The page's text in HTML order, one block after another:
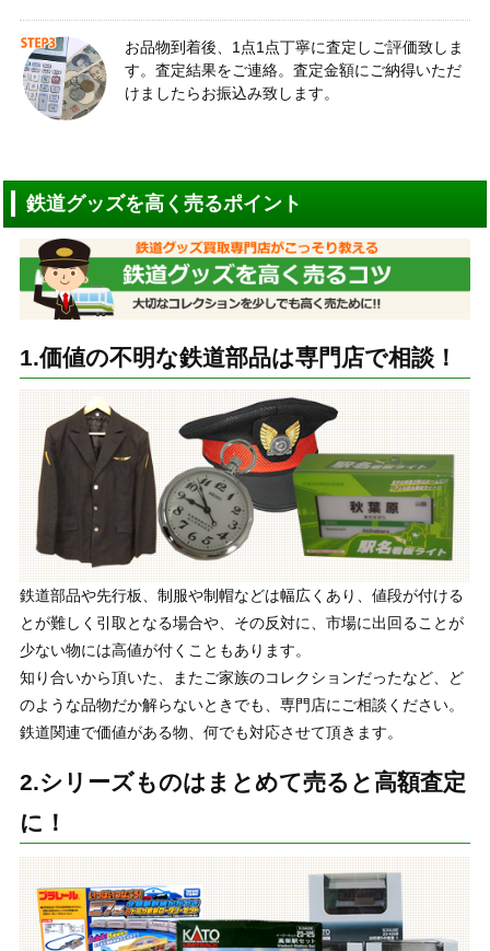
お品物到着後、1点1点丁寧に査定しご評価致しま
す。査定結果をご連絡。査定金額にご納得いただ
けましたらお振込み致します。
鉄道グッズを高く売るポイント
1.価値の不明な鉄道部品は専門店で相談！
鉄道部品や先行板、制服や制帽などは幅広くあり、値段が付ける
とが難しく引取となる場合や、その反対に、市場に出回ることが
少ない物には高値が付くこともあります。
知り合いから頂いた、またご家族のコレクションだったなど、ど
のような品物だか解らないときでも、専門店にご相談ください。
鉄道関連で価値がある物、何でも対応させて頂きます。
2.シリーズものはまとめて売ると高額査定
に！